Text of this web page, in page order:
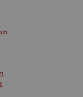
hur de genom
är barnen
barnen
av
av